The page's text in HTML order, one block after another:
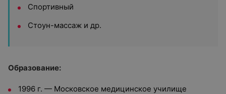
Спортивный
Стоун-массаж и др.
Образование:
1996 г. — Московское медицинское училище